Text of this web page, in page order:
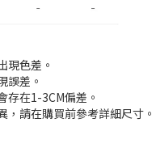
現色差。
誤差。
存在1-3CM偏差。
，請在購買前參考詳細尺寸。